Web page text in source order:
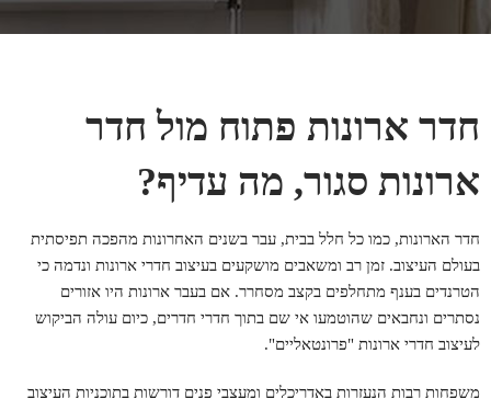
חדר ארונות פתוח מול חדר
ארונות סגור, מה עדיף?
חדר הארונות, כמו כל חלל בבית, עבר בשנים האחרונות מהפכה תפיסתית
בעולם העיצוב. זמן רב ומשאבים מושקעים בעיצוב חדרי ארונות ונדמה כי
הטרנדים בענף מתחלפים בקצב מסחרר. אם בעבר ארונות היו אזורים
נסתרים ונחבאים שהוטמעו אי שם בתוך חדרי חדרים, כיום עולה הביקוש
לעיצוב חדרי ארונות "פרונטאליים".
משפחות רבות הנעזרות באדריכלים ומעצבי פנים דורשות בתוכניות העיצוב